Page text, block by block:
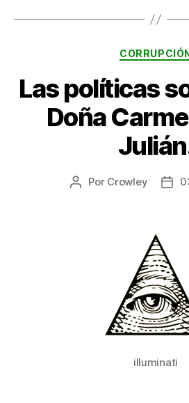
Las políticas
Doña
Autor
Por Crowley
illuminati